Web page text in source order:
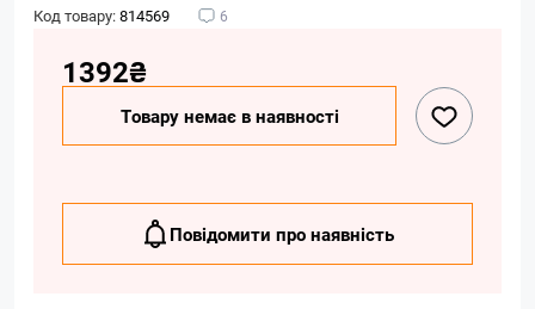
Код товару:814569 6
1392₴
Товару немає в наявності
Повідомити про наявність